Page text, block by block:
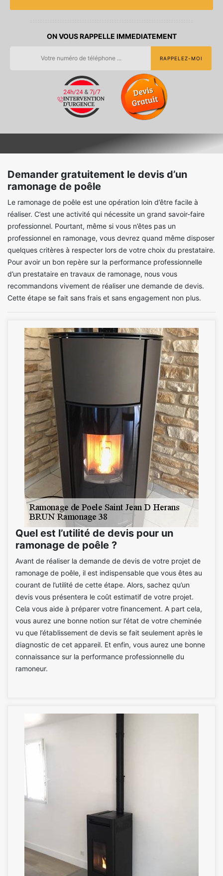
ON VOUS RAPPELLE IMMEDIATEMENT
Demander gratuitement le devis d’un
ramonage de poêle
Le ramonage de poêle est une opération loin d’être facile à
réaliser. C’est une activité qui nécessite un grand savoir-faire
professionnel. Pourtant, même si vous n’êtes pas un
professionnel en ramonage, vous devrez quand même disposer
quelques critères à respecter lors de votre choix du prestataire.
Pour avoir un bon repère sur la performance professionnelle
d’un prestataire en travaux de ramonage, nous vous
recommandons vivement de réaliser une demande de devis.
Cette étape se fait sans frais et sans engagement non plus.
Quel est l’utilité de devis pour un
ramonage de poêle ?
Avant de réaliser la demande de devis de votre projet de
ramonage de poêle, il est indispensable que vous êtes au
courant de l’utilité de cette étape. Alors, sachez qu’un
devis vous présentera le coût estimatif de votre projet.
Cela vous aide à préparer votre financement. A part cela,
vous aurez une bonne notion sur l’état de votre cheminée
vu que l’établissement de devis se fait seulement après le
diagnostic de cet appareil. Et enfin, vous aurez une bonne
connaissance sur la performance professionnelle du
ramoneur.